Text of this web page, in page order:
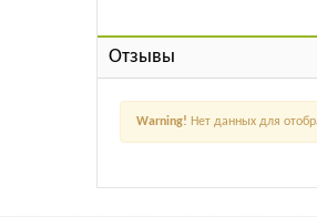
Отзывы
Warning! Нет данных для